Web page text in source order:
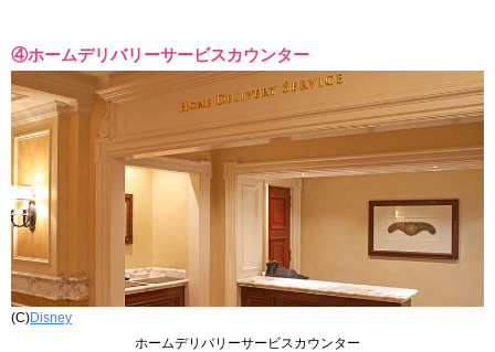
④ホームデリバリーサービスカウンター
(C)Disney
ホームデリバリーサービスカウンター